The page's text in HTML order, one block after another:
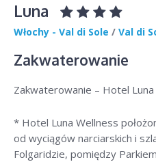
Luna
Włochy - Val di Sole / Val di
Zakwaterowanie
Zakwaterowanie – Hotel
* Hotel Luna Wellness
od wyciągów narciarskich i
Folgaridzie, pomiędzy